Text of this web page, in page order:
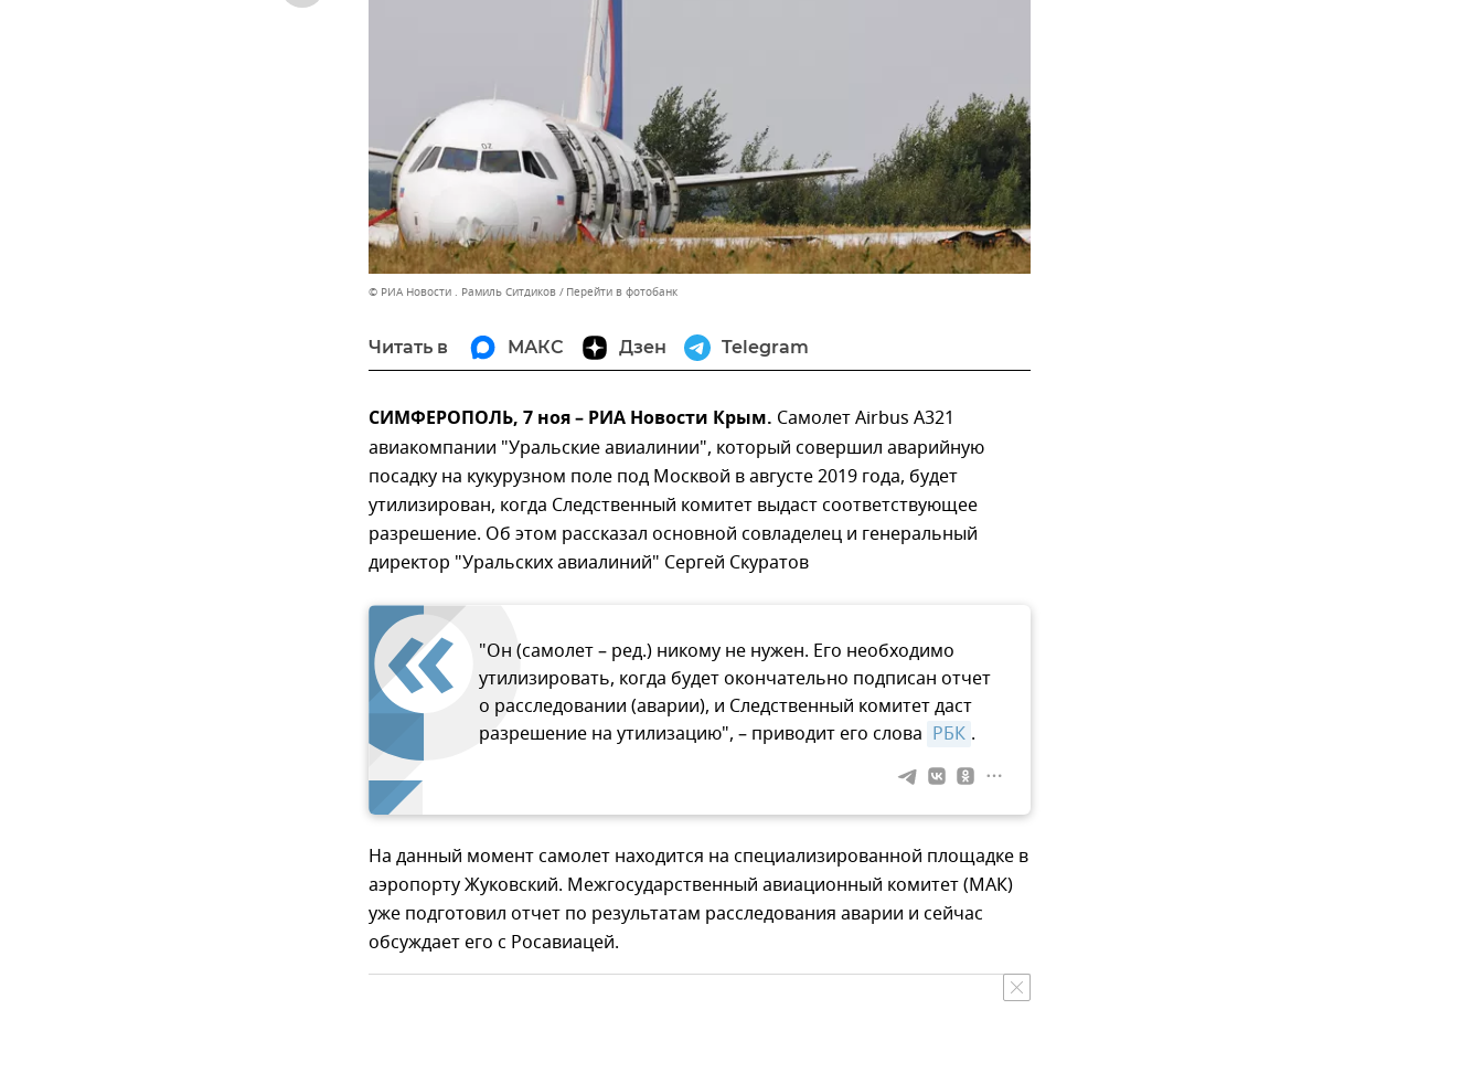
© РИА Новости . Рамиль Ситдиков Перейти в фотобанк
Читать в МАКС Дзен Telegram
СИМФЕРОПОЛЬ, 7 ноя – РИА Новости Крым. Самолет Airbus A321
авиакомпании "Уральские авиалинии", который совершил аварийную
посадку на кукурузном поле под Москвой в августе 2019 года, будет
утилизирован, когда Следственный комитет выдаст соответствующее
разрешение. Об этом рассказал основной совладелец и генеральный
директор "Уральских авиалиний" Сергей Скуратов
"Он (самолет – ред.) никому не нужен. Его необходимо
утилизировать, когда будет окончательно подписан отчет
о расследовании (аварии), и Следственный комитет даст
разрешение на утилизацию", – приводит его слова РБК .
На данный момент самолет находится на специализированной площадке в
аэропорту Жуковский. Межгосударственный авиационный комитет (МАК)
уже подготовил отчет по результатам расследования аварии и сейчас
обсуждает его с Росавиацей.